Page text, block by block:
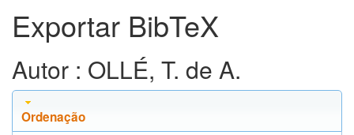
Exportar BibTeX
Autor : OLLÉ, T. de A.
Ordenação